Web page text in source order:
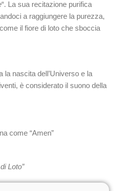
“. La sua recitazione purifica
a raggiungere la purezza,
il fiore di loto che sboccia
la nascita dell’Universo e la
è considerato il suono della
come “Amen”
Loto”